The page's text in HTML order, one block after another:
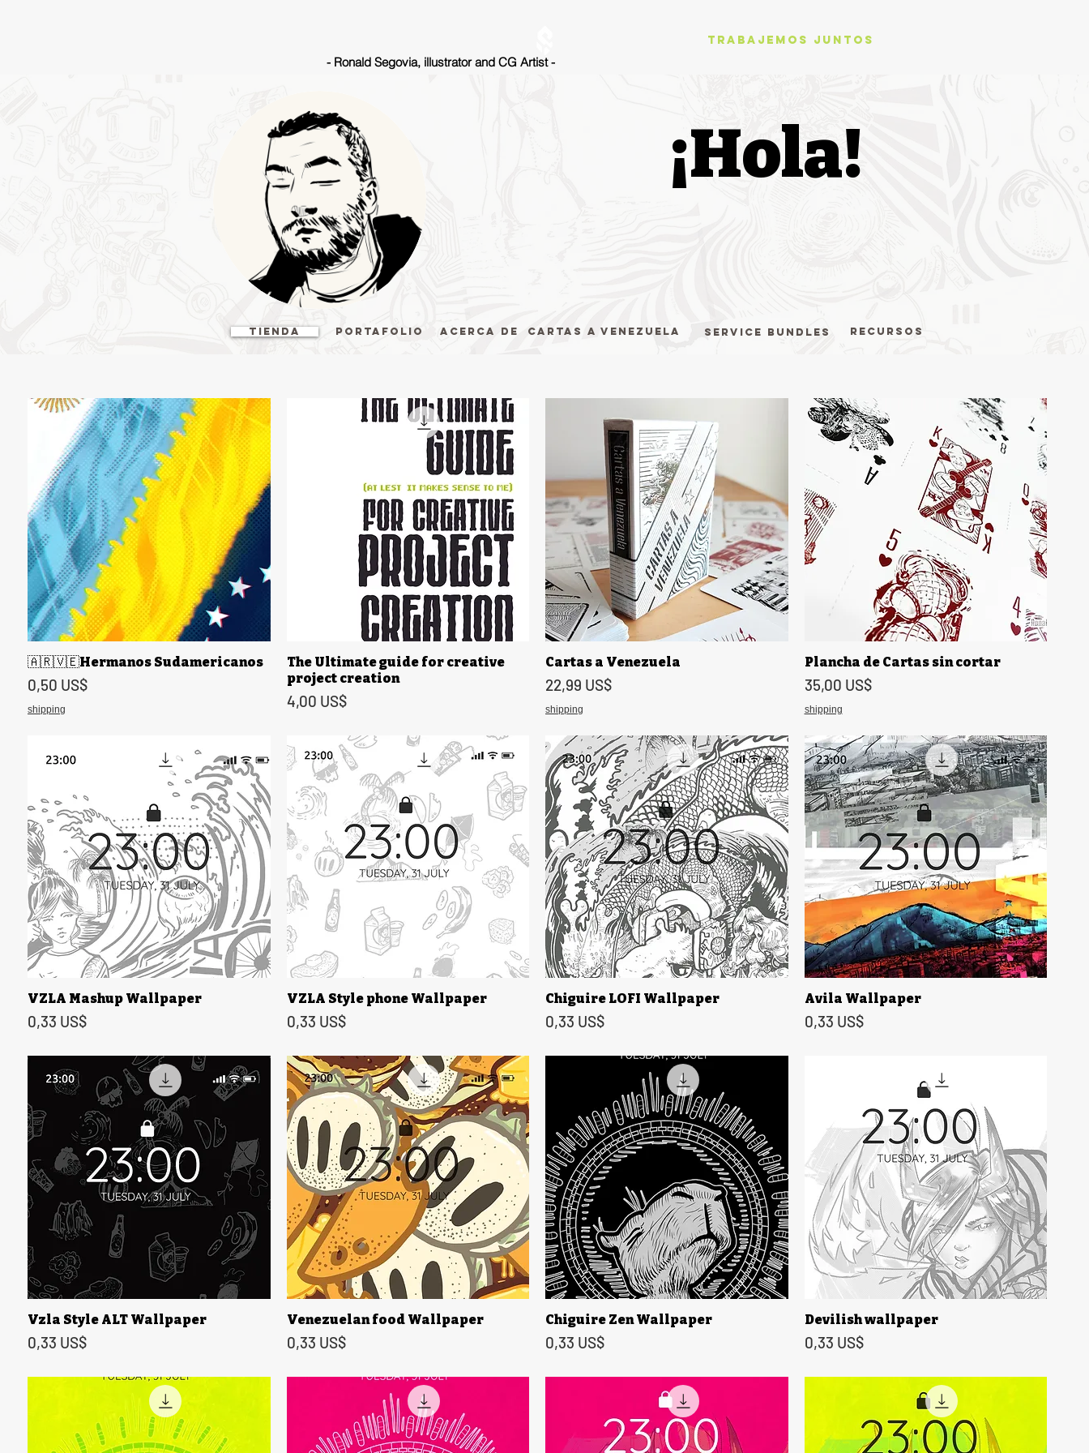
Trabajemos juntos
¡Hola!
- Ronald Segovia, illustrator and CG Artist -
Tienda Portafolio Acerca de Cartas a Venezuela Recursos
Service bundles
Vista rápida
🇦🇷🇻🇪Hermanos Sudamericanos
Precio
0,50 US$
shipping
Vista rápida
The Ultimate guide for creative
project creation
Precio
4,00 US$
Vista rápida
Cartas a Venezuela
Precio
22,99 US$
shipping
Vista rápida
Plancha de Cartas sin cortar
Precio
35,00 US$
shipping
Vista rápida
VZLA Mashup Wallpaper
Precio
0,33 US$
Vista rápida
VZLA Style phone Wallpaper
Precio
0,33 US$
Vista rápida
Chiguire LOFI Wallpaper
Precio
0,33 US$
Vista rápida
Avila Wallpaper
Precio
0,33 US$
Vista rápida
Vzla Style ALT Wallpaper
Precio
0,33 US$
Vista rápida
Venezuelan food Wallpaper
Precio
0,33 US$
Vista rápida
Chiguire Zen Wallpaper
Precio
0,33 US$
Vista rápida
Devilish wallpaper
Precio
0,33 US$